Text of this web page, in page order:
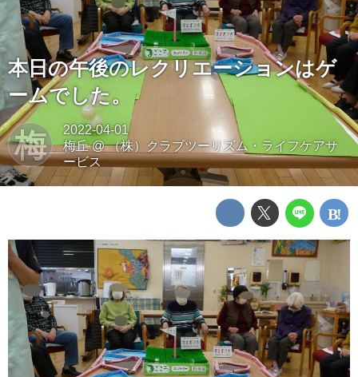
本日の午後のレクリエーションはゲ
ームでした。
梅
2022-04-01
梅丘@（株）クラブツーリズム・ライフケアサ
ービス